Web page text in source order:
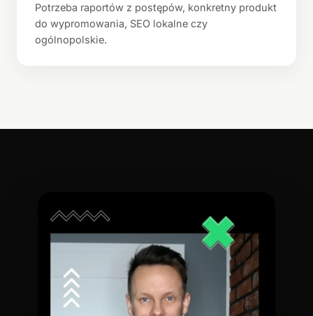
Potrzeba raportów z postępów, konkretny produkt
do wypromowania, SEO lokalne czy
ogólnopolskie.